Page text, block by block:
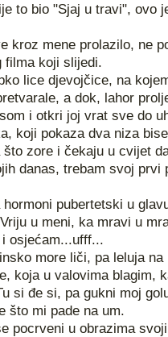
to bio "Sjaj u travi", ovo
kroz mene prolazilo, ne
filma koji slijedi.
lice djevojčice, na
a dok, lahor
i otkri joj vrat sve do
koji pokaza dva niza
zore i čekaju u cvijet
danas, trebam svoj prvi
pubertetski u
u meni, ka mravi u
osjećam...ufff...
more liči, pa leluja
koja u valovima blagim,
si đe si, pa gukni moj
što mi pade na um.
pocrveni u obrazima